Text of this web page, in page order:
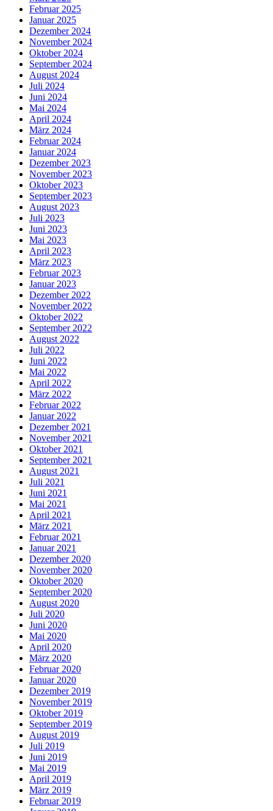
Februar 2025
Januar 2025
Dezember 2024
November 2024
Oktober 2024
September 2024
August 2024
Juli 2024
Juni 2024
Mai 2024
April 2024
März 2024
Februar 2024
Januar 2024
Dezember 2023
November 2023
Oktober 2023
September 2023
August 2023
Juli 2023
Juni 2023
Mai 2023
April 2023
März 2023
Februar 2023
Januar 2023
Dezember 2022
November 2022
Oktober 2022
September 2022
August 2022
Juli 2022
Juni 2022
Mai 2022
April 2022
März 2022
Februar 2022
Januar 2022
Dezember 2021
November 2021
Oktober 2021
September 2021
August 2021
Juli 2021
Juni 2021
Mai 2021
April 2021
März 2021
Februar 2021
Januar 2021
Dezember 2020
November 2020
Oktober 2020
September 2020
August 2020
Juli 2020
Juni 2020
Mai 2020
April 2020
März 2020
Februar 2020
Januar 2020
Dezember 2019
November 2019
Oktober 2019
September 2019
August 2019
Juli 2019
Juni 2019
Mai 2019
April 2019
März 2019
Februar 2019